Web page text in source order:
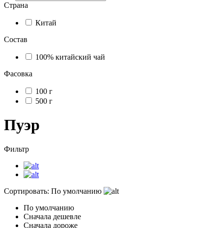
Страна
Китай
Состав
100% китайский чай
Фасовка
100 г
500 г
Пуэр
Фильтр
Сортировать: По умолчанию
По умолчанию
Сначала дешевле
Сначала дороже